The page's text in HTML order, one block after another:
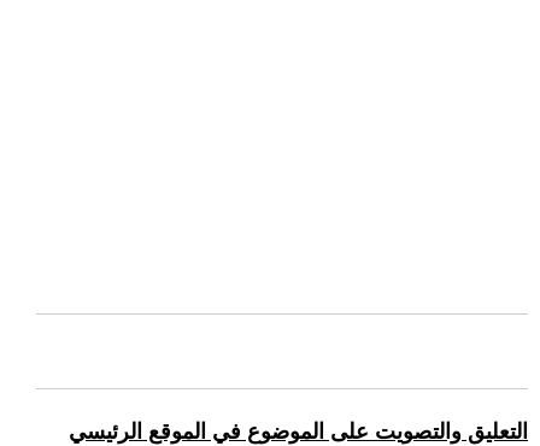
التعليق والتصويت على الموضوع في الموقع الرئيسي